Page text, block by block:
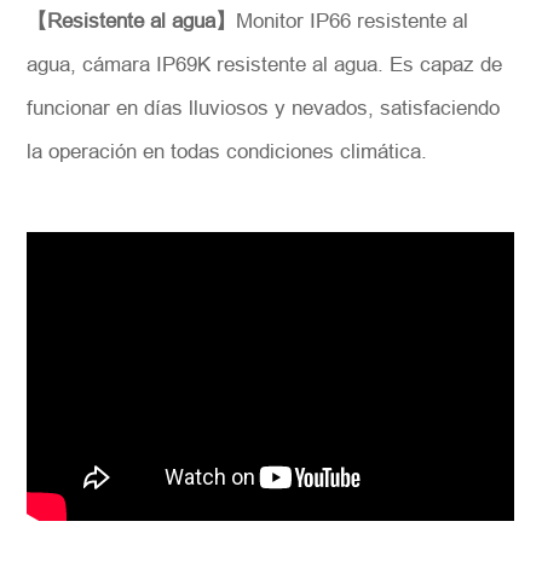
【Resistente al agua】 Monitor IP66 resistente al
agua, cámara IP69K resistente al agua. Es capaz de
funcionar en días lluviosos y nevados, satisfaciendo
la operación en todas condiciones climática.